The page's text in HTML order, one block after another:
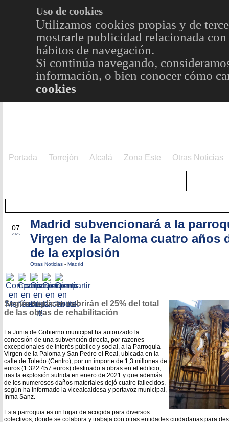
Uso de cookies
Utilizamos cookies propias y de
mostrarle publicidad relacionada
hábitos de navegación.
Si continúa navegando,
información, o bien conocer cómo
cookies
Portada Torrejón Alcalá Zona Este Otras Noticias
07
2025
Madrid subvencionará a la
Virgen de la Paloma cuatro años
de la explosión
Otras Noticias - Madrid
Según explican cubrirán el 25% del total
de las obras de rehabilitación
La Junta de Gobierno municipal ha autorizado la
concesión de una subvención directa, por razones
excepcionales de interés público y social, a la Parroquia
Virgen de la Paloma y San Pedro el Real, ubicada en la
calle de Toledo (Centro), por un importe de 1,3 millones de
euros (1.322.457 euros) destinado a obras en el edificio,
tras la explosión sufrida en enero de 2021 y que además
de los numerosos daños materiales dejó cuatro fallecidos,
según ha informado la vicealcaldesa y portavoz municipal,
Inma Sanz.
Esta parroquia es un lugar de acogida para diversos
colectivos, donde se colabora y trabaja con otras entidades ciudadanas para